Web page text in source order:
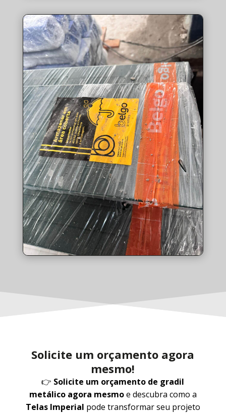
Solicite um orçamento agora
mesmo!
👉 Solicite um orçamento de gradil
metálico agora mesmoe descubra como a
Telas Imperial pode transformar seu projeto